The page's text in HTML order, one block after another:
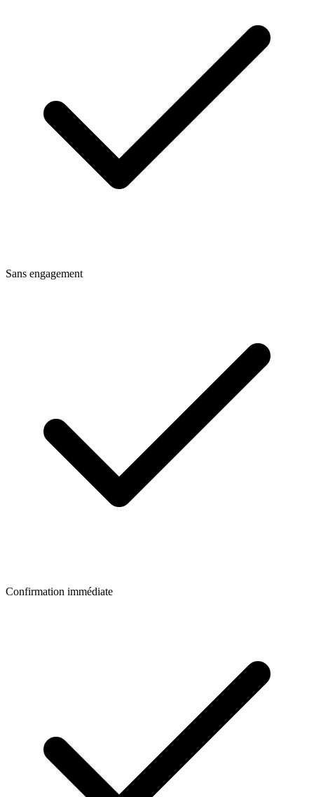
Sans engagement
Confirmation immédiate